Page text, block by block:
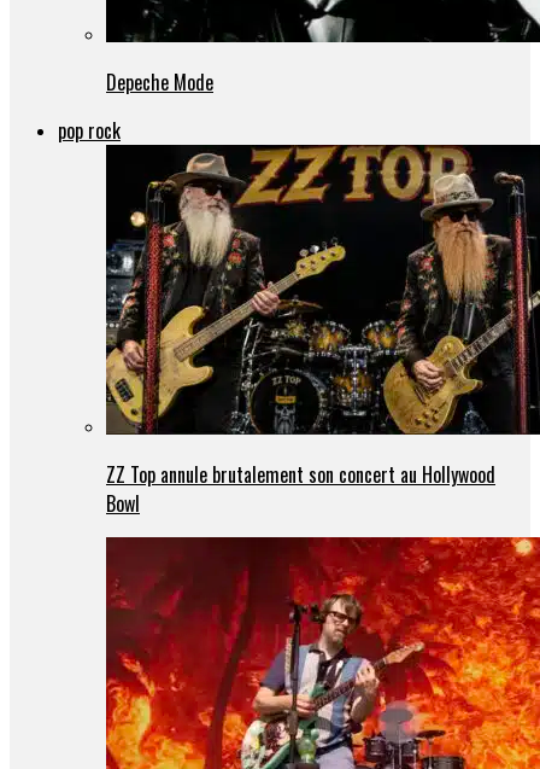
Depeche Mode
pop rock
ZZ Top annule brutalement son concert au Hollywood
Bowl